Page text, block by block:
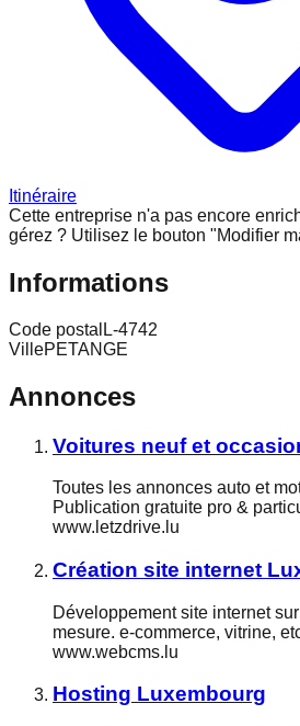
Itinéraire
Cette entreprise n'a pas encore
gérez ? Utilisez le bouton "Modifier
Informations
Code postal L-4742
VillePETANGE
Annonces
Voitures neuf et
Toutes les annonces auto et
Publication gratuite pro &
www.letzdrive.lu
Création site internet
Développement site internet sur
mesure. e-commerce, vitrine,
www.webcms.lu
Hosting Luxembourg